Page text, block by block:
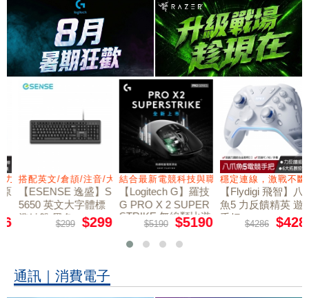
切換扳機
搭配英文/倉頡/注音/大易
【ESENSE 逸盛】S
5650 英文大字體標
準鍵盤 黑色
$299 $299
結合最新電競科技與職業選手共同開發
【Logitech G】羅技
G PRO X 2 SUPER
STRIKE 無線類比遊
戲滑鼠 $5190 $5190
穩定連線，激戰不斷
【Flydigi 飛智】八爪
魚5 力反饋精英 遊戲
手把
$4286 $4286
通訊｜消費電子